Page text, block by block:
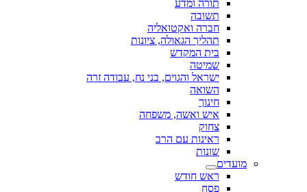
תורה ומדע
תשובה
חברה ואקטואליה
תהליך הגאולה, ציונות
בית המקדש
שמיטה
ישראל והגוים, בני נח, עבודה זרה
השואה
חינוך
איש ואשה, משפחה
צחוק
ראינות עם הרב
שונות
מועדים
ראש חודש
פסח